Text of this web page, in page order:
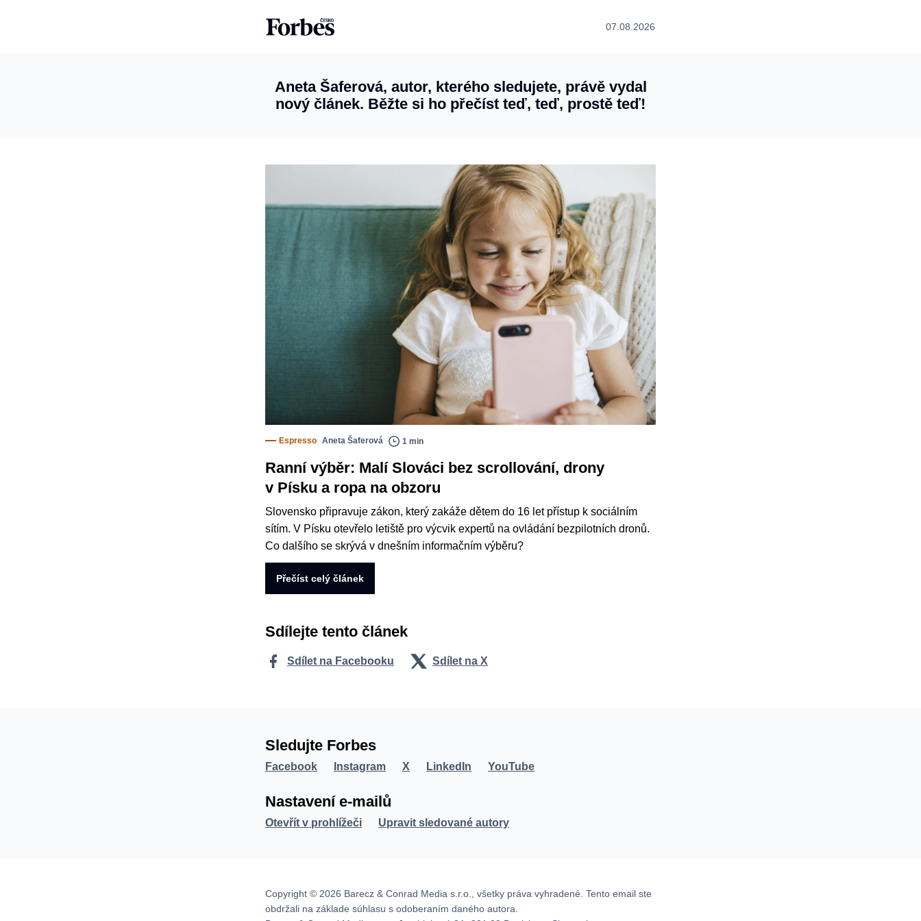
07.08.2026
Aneta Šaferová, autor, kterého sledujete, právě vydal
nový článek. Běžte si ho přečíst teď, teď, prostě teď!
Espresso Aneta Šaferová 1 min
Ranní výběr: Malí Slováci bez scrollování, drony
v Písku a ropa na obzoru
Slovensko připravuje zákon, který zakáže dětem do 16 let přístup k sociálním
sítím. V Písku otevřelo letiště pro výcvik expertů na ovládání bezpilotních dronů.
Co dalšího se skrývá v dnešním informačním výběru?
Přečíst celý článek
Sdílejte tento článek
Sdílet na Facebooku Sdílet na X
Sledujte Forbes
Facebook Instagram X LinkedIn YouTube
Nastavení e-mailů
Otevřít v prohlížeči Upravit sledované autory
Copyright © 2026 Barecz & Conrad Media s.r.o., všetky práva vyhradené. Tento email ste
obdržali na základe súhlasu s odoberaním daného autora.